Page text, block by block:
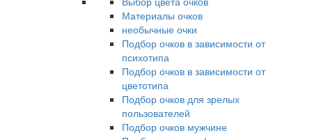
Материалы очков
необычные очки
Подбор очков в зависимости от
психотипа
Подбор очков в зависимости от
цветотипа
Подбор очков для зрелых
пользователей
Подбор очков мужчине